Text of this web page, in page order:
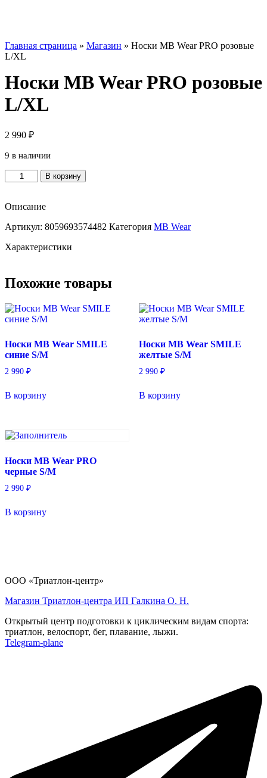
Главная страница » Магазин » Носки MB Wear PRO розовые
L/XL
Носки MB Wear PRO розовые
L/XL
2 990 ₽
9 в наличии
Количество
товара
MB
PRO
L/XL
В корзину
Описание
Артикул: 8059693574482 Категория MB Wear
Характеристики
Похожие товары
Носки MB Wear SMILE
синие S/M
2 990 ₽
В корзину
Носки MB Wear SMILE
желтые S/M
2 990 ₽
В корзину
Носки MB Wear PRO
черные S/M
2 990 ₽
В корзину
ООО «Триатлон-центр»
Магазин Триатлон-центра ИП Галкина О. Н.
Открытый центр подготовки к циклическим видам спорта:
триатлон, велоспорт, бег, плавание, лыжи.
Telegram-plane